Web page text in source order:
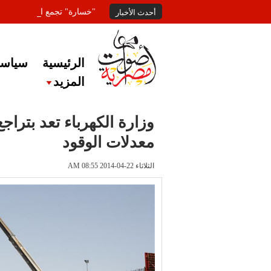
أحدث الأخبار "خسارة" تجمع المعلقين
الرئيسية
المزيد
وزارة الكهرباء تعد
معدلات الوقود
الثلاثاء 22-04-2014 AM 08:55